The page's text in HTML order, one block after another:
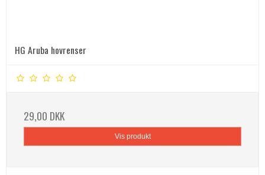
HG Aruba hovrenser
29,00 DKK
Vis produkt